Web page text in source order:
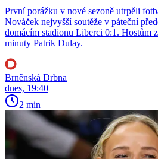
První porážku v nové sezoně utrpěli
Nováček nejvyšší soutěže v páteční
domácím stadionu Liberci 0:1. Hostům
minuty Patrik Dulay.
Brněnská Drbna
dnes, 19:40
2 min